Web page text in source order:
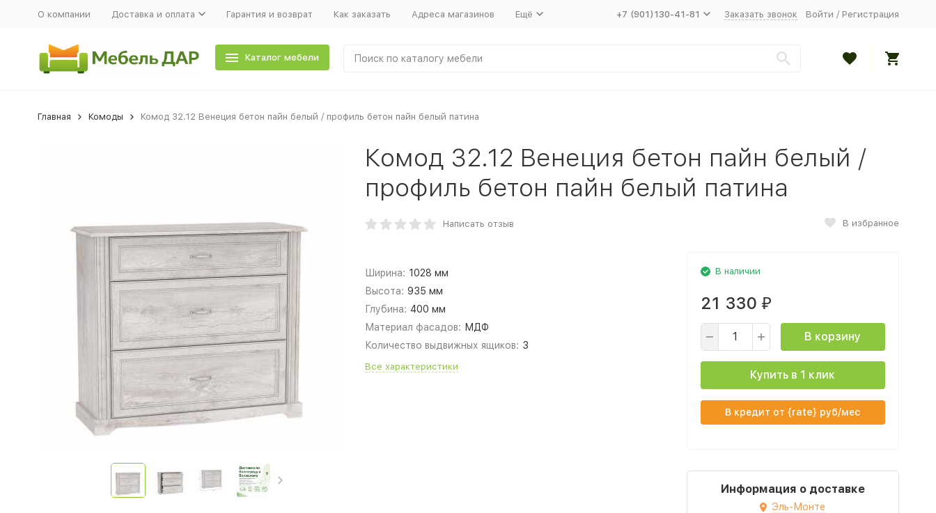
О компании Доставка и оплата Гарантия и возврат Как заказать Адреса магазинов Ещё +7 (901)130-41-81 Заказать звонок Войти / Регистрация
Каталог мебели
Главная Комоды Комод 32.12 Венеция бетон пайн белый / профиль бетон пайн белый патина
Комод 32.12 Венеция бетон пайн белый /
профиль бетон пайн белый патина
Написать отзыв В избранное
Ширина: 1028 мм
Высота: 935 мм
Глубина: 400 мм
Материал фасадов: МДФ
Количество выдвижных ящиков: 3
Все характеристики
В наличии
21 330 ₽
В корзину
Купить в 1 клик
В кредит от {rate} руб/мес
Информация о доставке
Эль-Монте